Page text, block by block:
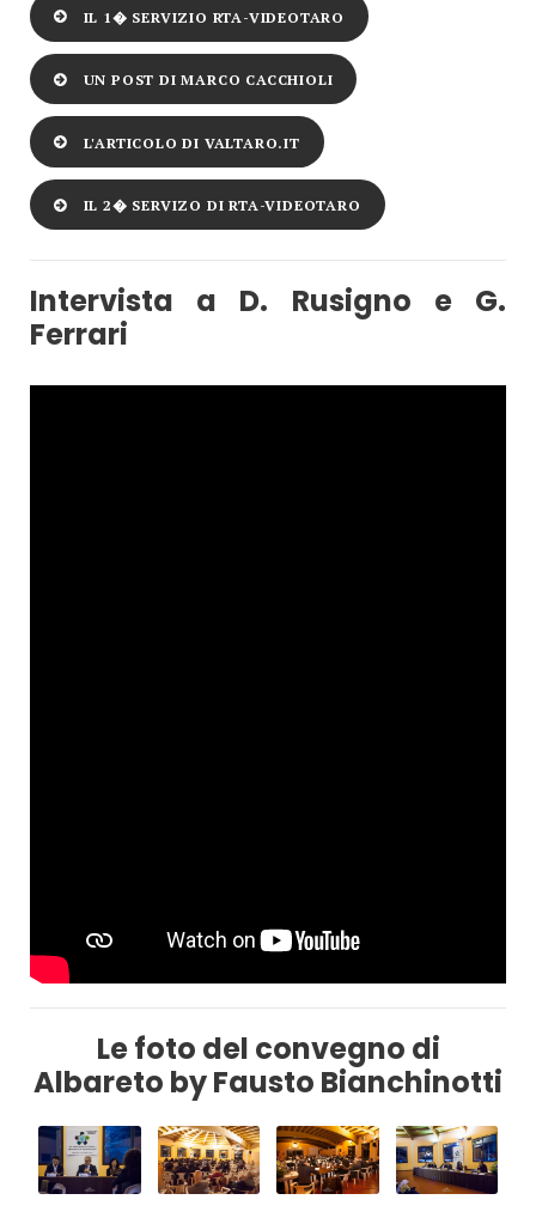
IL 1� SERVIZIO RTA-VIDEOTARO
UN POST DI MARCO CACCHIOLI
L'ARTICOLO DI VALTARO.IT
IL 2� SERVIZO DI RTA-VIDEOTARO
Intervista a D. Rusigno e G.
Ferrari
Le foto del convegno di
Albareto by Fausto Bianchinotti